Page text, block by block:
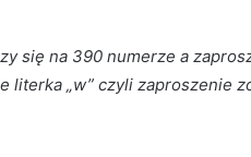
się na 390 numerze a
„w” czyli zaproszenie